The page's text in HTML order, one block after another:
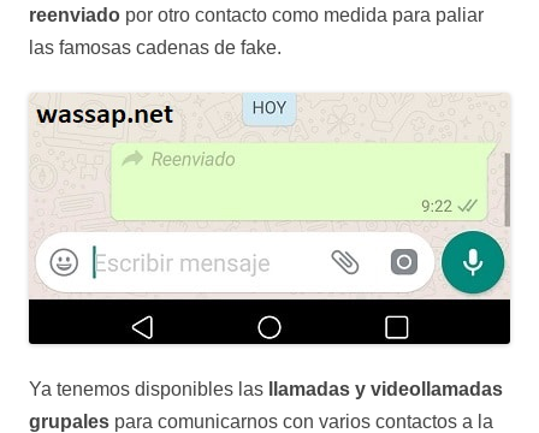
reenviado por otro contacto como medida para paliar
las famosas cadenas de fake.
Ya tenemos disponibles las
llamadas y videollamadas
grupales para comunicarnos con varios contactos a la